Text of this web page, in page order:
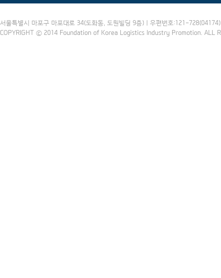
서울특별시 마포구 마포대로 34(도화동, 도원빌딩 9층) | 우편번호:121-
COPYRIGHT ⓒ 2014 Foundation of Korea Logistics Industry Promotion. ALL